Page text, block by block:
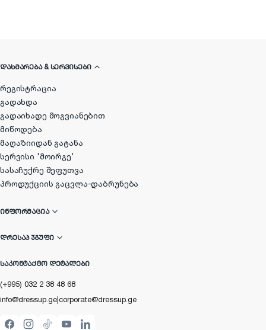
ᲓᲐᲮᲛᲐᲠᲔᲑᲐ & ᲡᲔᲠᲕᲘᲡᲔᲑᲘ
რეგისტრაცია
გადახდა
გადაიხადე მოგვიანებით
მიწოდება
მაღაზიიდან გატანა
სერვისი 'მოირგე'
სასაჩუქრე შეფუთვა
პროდუქციის გაცვლა-დაბრუნება
ᲘᲜᲤᲝᲠᲛᲐᲪᲘᲐ
ᲓᲠᲔᲡᲐᲞ ᲯᲒᲣᲤᲘ
ᲡᲐᲙᲝᲜᲢᲐᲥᲢᲝ ᲓᲔᲢᲐᲚᲔᲑᲘ
(+995) 032 2 38 48 68
info@dressup.ge|corporate@dressup.ge